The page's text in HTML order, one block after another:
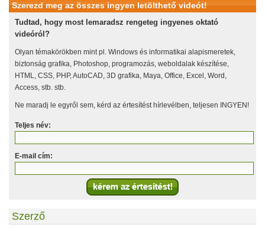
Szerezd meg az összes ingyen letölthető videót!
Tudtad, hogy most lemaradsz rengeteg ingyenes oktató
videóról?
Olyan témakörökben mint pl. Windows és informatikai alapismeretek,
biztonság grafika, Photoshop, programozás, weboldalak készítése,
HTML, CSS, PHP, AutoCAD, 3D grafika, Maya, Office, Excel, Word,
Access, stb. stb.
Ne maradj le egyről sem, kérd az értesítést hírlevélben, teljesen INGYEN!
Teljes név:
E-mail cím:
Szerző